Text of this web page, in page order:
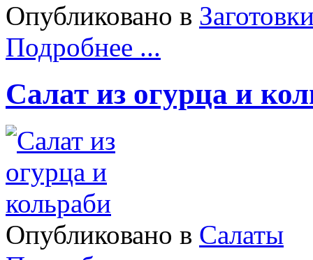
Опубликовано в
Подробнее ...
Салат из огурца и
Опубликовано в Салаты